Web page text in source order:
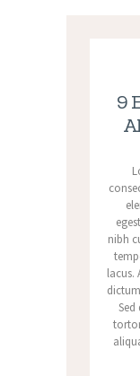
9
nibh
lacus.
Sed